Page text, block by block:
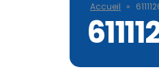
Accueil »